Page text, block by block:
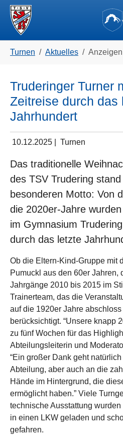
Skip to main navigation
Zum Hauptinhalt springen
Skip to page footer
Turnen Aktuelles Anzeigen
Truderinger Turner
Zeitreise durch das
Jahrhundert
10.12.2025 Turnen
Das traditionelle
des TSV Trudering
besonderen Motto: Von
die 2020er-Jahre
im Gymnasium
durch das letzte
Ob die Eltern-Kind-Gruppe mit
Pumuckl aus den 60er Jahren,
Jahrgänge 2010 bis 2015 im
Trainerteam, das die
auf die 1920er Jahre
berücksichtigt. “Unsere knapp
zu fünf Wochen für das
Abteilungsleiterin und
“Ein großer Dank geht
Abteilung, aber auch an die
Hände im Hintergrund, die
ermöglicht haben.” Viele
technische Ausstattung
in einen LKW geladen und
gefahren.